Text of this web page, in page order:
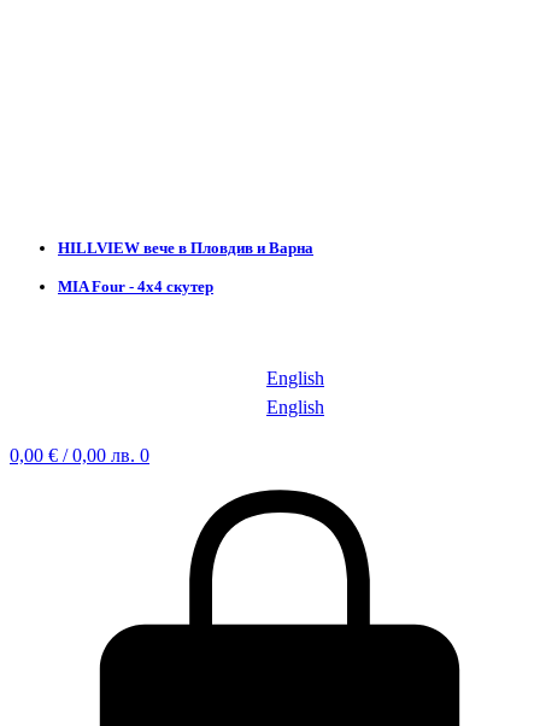
HILLVIEW вече в Пловдив и Варна
MIA Four - 4х4 скутер
English
English
0,00 € / 0,00 лв. 0